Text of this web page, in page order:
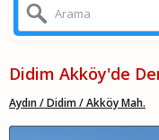
KONUT
Aydın / Didim / Akköy Mah.